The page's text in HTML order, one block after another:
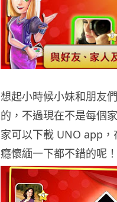
想起小時候小妹和朋友
的，不過現在不是每個
家可以下載 UNO app
癮懷緬一下都不錯的呢！